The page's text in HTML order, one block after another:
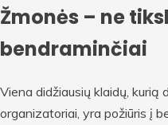
Žmonės – ne
bendraminčiai
Viena didžiausių klaidų, kurią
organizatoriai, yra požiūris į